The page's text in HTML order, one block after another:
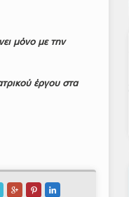
μόνο με την
έργου στα
  